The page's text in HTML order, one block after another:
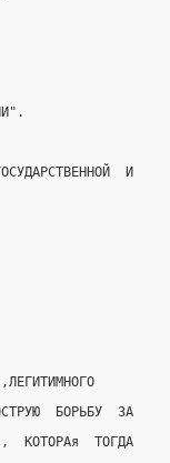
И
БОРЬБУ  ЗА
КОТОРАя  ТОГДА